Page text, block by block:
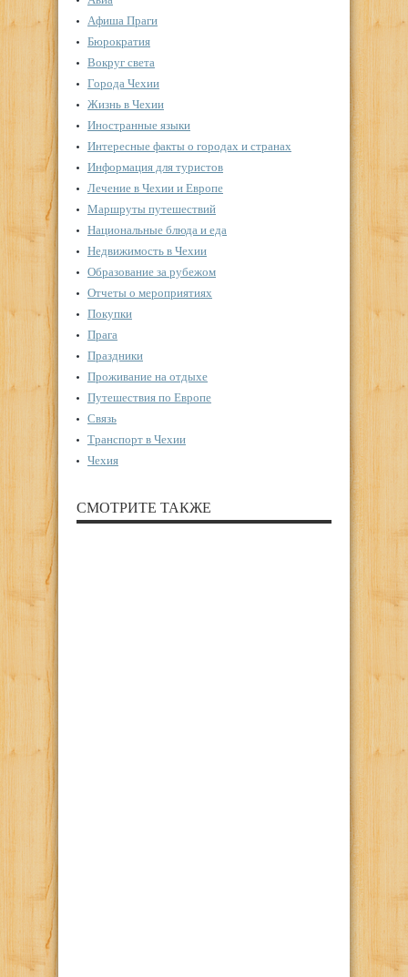
Афиша Праги
Бюрократия
Вокруг света
Города Чехии
Жизнь в Чехии
Иностранные языки
Интересные факты о городах и странах
Информация для туристов
Лечение в Чехии и Европе
Маршруты путешествий
Национальные блюда и еда
Недвижимость в Чехии
Образование за рубежом
Отчеты о мероприятиях
Покупки
Прага
Праздники
Проживание на отдыхе
Путешествия по Европе
Связь
Транспорт в Чехии
Чехия
СМОТРИТЕ ТАКЖЕ